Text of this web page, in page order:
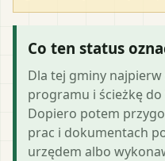
Co ten status
Dla tej gminy
programu i ścieżkę do
Dopiero potem
prac i dokumentach
urzędem albo